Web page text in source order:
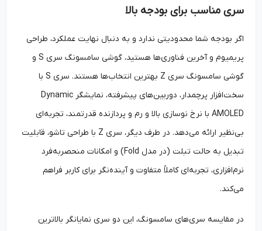
سری مناسب برای بودجه بالا
اگر بودجه شما محدودیتی ندارد و به دنبال نهایت عملکرد، طراحی
پریمیوم و آخرین فناوری‌ها هستید، گوشی سامسونگ سری S و
گوشی سامسونگ سری Z بهترین انتخاب‌ها هستند. سری S با
سخت‌افزار پرچمدار، دوربین‌های پیشرفته، نمایشگر Dynamic
AMOLED با نرخ نوسازی بالا و رم و پردازنده قدرتمند، تجربه‌ای
بی‌نظیر ارائه می‌دهد. در طرف دیگر، سری Z با طراحی تاشو، قابلیت
تبدیل به حالت تبلت (در مدل Fold) و امکانات منحصربه‌فرد
نرم‌افزاری، تجربه‌ای کاملاً متفاوت و آینده‌نگر برای کاربر فراهم
می‌کند.
در مقایسه سری‌های سامسونگ، این دو سری نمایانگر بالاترین